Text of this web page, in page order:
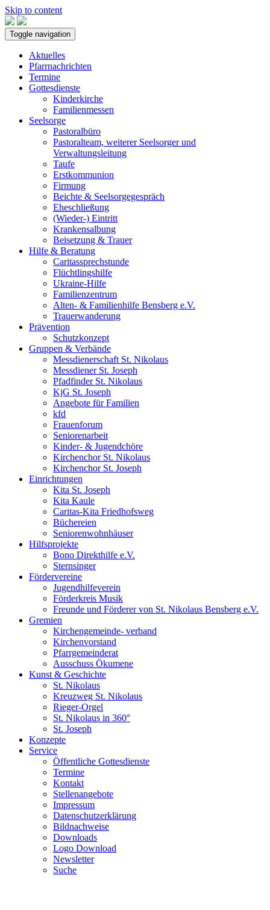
Skip to content
Toggle navigation
Aktuelles
Pfarrnachrichten
Termine
Gottesdienste
Kinderkirche
Familienmessen
Seelsorge
Pastoralbüro
Pastoralteam, weiterer Seelsorger und
Verwaltungsleitung
Taufe
Erstkommunion
Firmung
Beichte & Seelsorgegespräch
Eheschließung
(Wieder-) Eintritt
Krankensalbung
Beisetzung & Trauer
Hilfe & Beratung
Caritassprechstunde
Flüchtlingshilfe
Ukraine-Hilfe
Familienzentrum
Alten- & Familienhilfe Bensberg e.V.
Trauerwanderung
Prävention
Schutzkonzept
Gruppen & Verbände
Messdienerschaft St. Nikolaus
Messdiener St. Joseph
Pfadfinder St. Nikolaus
KjG St. Joseph
Angebote für Familien
kfd
Frauenforum
Seniorenarbeit
Kinder- & Jugendchöre
Kirchenchor St. Nikolaus
Kirchenchor St. Joseph
Einrichtungen
Kita St. Joseph
Kita Kaule
Caritas-Kita Friedhofsweg
Büchereien
Seniorenwohnhäuser
Hilfsprojekte
Bono Direkthilfe e.V.
Sternsinger
Fördervereine
Jugendhilfeverein
Förderkreis Musik
Freunde und Förderer von St. Nikolaus Bensberg e.V.
Gremien
Kirchengemeinde- verband
Kirchenvorstand
Pfarrgemeinderat
Ausschuss Ökumene
Kunst & Geschichte
St. Nikolaus
Kreuzweg St. Nikolaus
Rieger-Orgel
St. Nikolaus in 360°
St. Joseph
Konzepte
Service
Öffentliche Gottesdienste
Termine
Kontakt
Stellenangebote
Impressum
Datenschutzerklärung
Bildnachweise
Downloads
Logo Download
Newsletter
Suche